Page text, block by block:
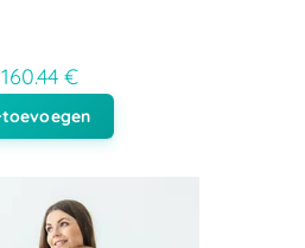
160.44 €
toevoegen